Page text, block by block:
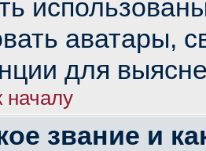
аватары,
для
началу
звание и